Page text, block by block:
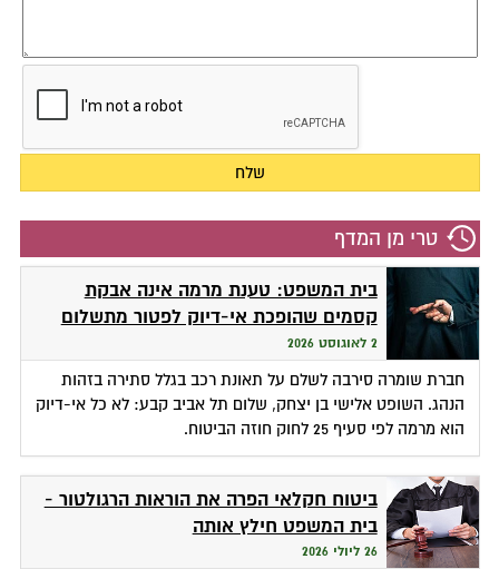
טרי מן המדף
בית המשפט: טענת מרמה אינה אבקת
קסמים שהופכת אי-דיוק לפטור מתשלום
2 לאוגוסט 2026
חברת שומרה סירבה לשלם על תאונת רכב בגלל סתירה בזהות
הנהג. השופט אלישי בן יצחק, שלום תל אביב קבע: לא כל אי-דיוק
הוא מרמה לפי סעיף 25 לחוק חוזה הביטוח.
ביטוח חקלאי הפרה את הוראות הרגולטור -
בית המשפט חילץ אותה
26 ליולי 2026